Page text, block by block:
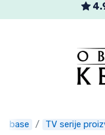
TV serije
Najnovije
Ekspresna